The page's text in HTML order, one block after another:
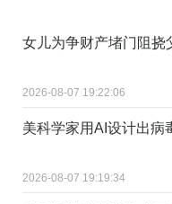
女儿为争财产堵门阻挠
2026-08-07 19:22:06
美科学家用AI设计出病
2026-08-07 19:19:34